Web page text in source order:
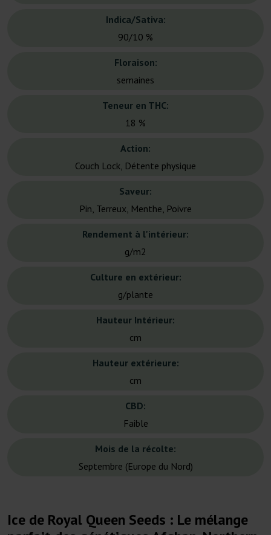
Indica/Sativa:
90/10 %
Floraison:
semaines
Teneur en THC:
18 %
Action:
Couch Lock, Détente physique
Saveur:
Pin, Terreux, Menthe, Poivre
Rendement à l'intérieur:
g/m2
Culture en extérieur:
g/plante
Hauteur Intérieur:
cm
Hauteur extérieure:
cm
CBD:
Faible
Mois de la récolte:
Septembre (Europe du Nord)
Ice de Royal Queen Seeds : Le mélange